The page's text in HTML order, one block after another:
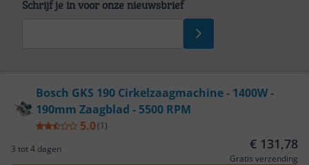
Bosch GKS 190 Cirkelzaagmachine - 1400W -
190mm Zaagblad - 5500 RPM
5.0(1 )
3 tot 4 dagen
€ 131,78
Gratis verzending
Schrijf je in voor onze nieuwsbrief
Service
Algemeen